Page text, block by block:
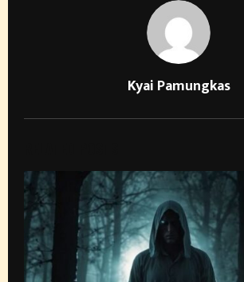
Kyai Pamungkas